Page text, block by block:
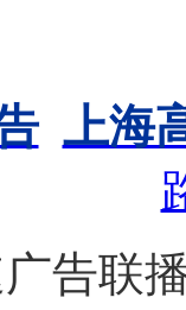
上海
告联